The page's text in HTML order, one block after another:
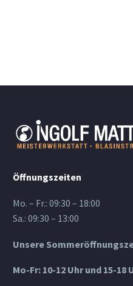
Öffnungszeiten
Mo. – Fr.: 09:30 – 18:00
Sa.: 09:30 – 13:00
Unsere
Mo-Fr: 10-12 Uhr und 15-18